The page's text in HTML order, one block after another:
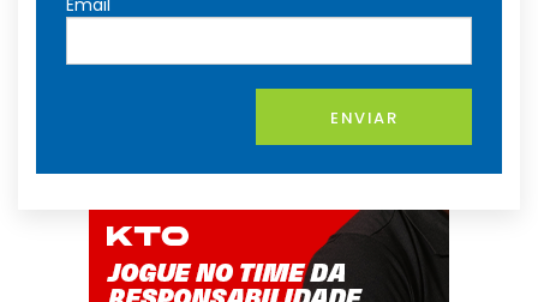
Email
ENVIAR